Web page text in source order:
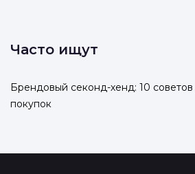
Часто ищут
Брендовый секонд-хенд: 10
покупок